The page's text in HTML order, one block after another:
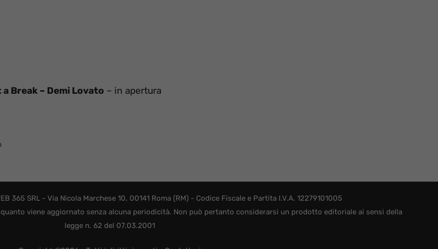
Break – Demi Lovato – in apertura
365 SRL - Via Nicola Marchese 10, 00141 Roma (RM) - Codice Fiscale e Partita I.V.A. 12279101005
viene aggiornato senza alcuna periodicità. Non può pertanto considerarsi un prodotto editoriale ai sensi della
legge n. 62 del 07.03.2001